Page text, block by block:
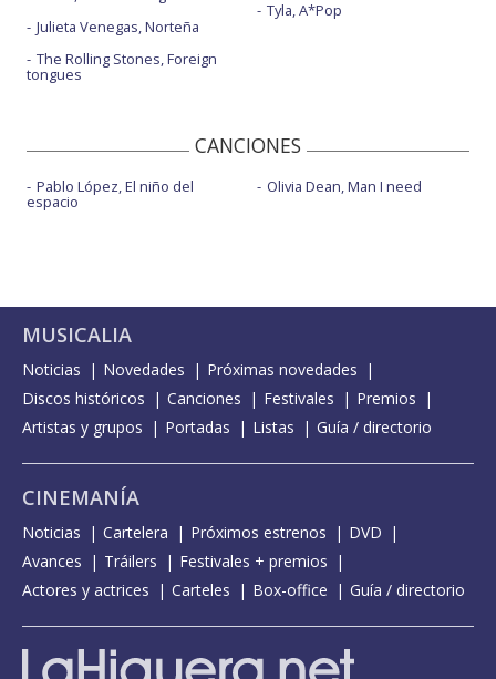
Julieta Venegas, Norteña
The Rolling Stones, Foreign
tongues
Tyla, A*Pop
CANCIONES
Pablo López, El niño del
espacio
Olivia Dean, Man I need
MUSICALIA
Noticias Novedades
Próximas novedades
Discos históricos
Canciones Festivales
Premios
Artistas y grupos
Portadas Listas Guía / directorio
CINEMANÍA
Noticias Cartelera Próximos estrenos
DVD
Avances
Tráilers
Festivales + premios
Actores y actrices
Carteles Box-office Guía / directorio